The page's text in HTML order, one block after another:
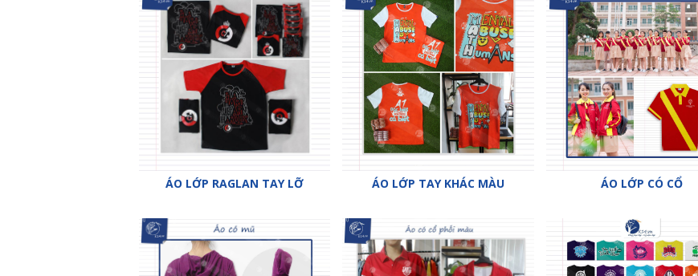
ÁO LỚP RAGLAN TAY LỠ ÁO LỚP TAY KHÁC MÀU ÁO LỚP CÓ CỔ